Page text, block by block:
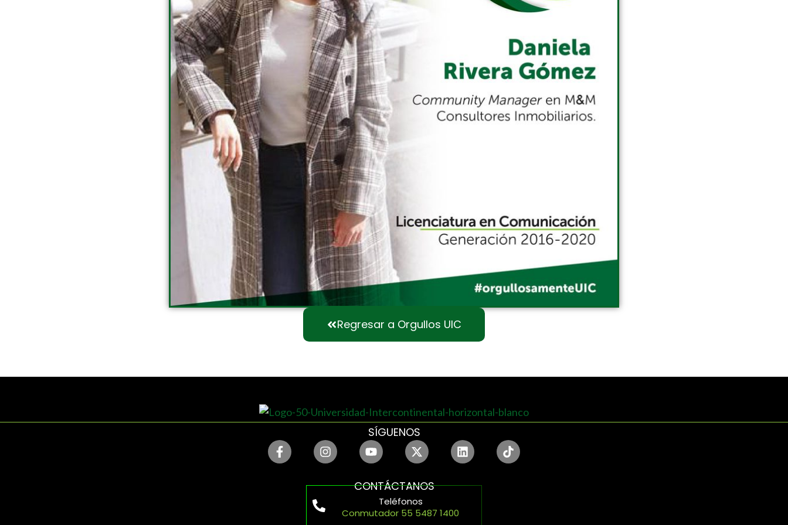
Regresar a Orgullos UIC
SÍGUENOS
CONTÁCTANOS
Teléfonos
Conmutador 55 5487 1400